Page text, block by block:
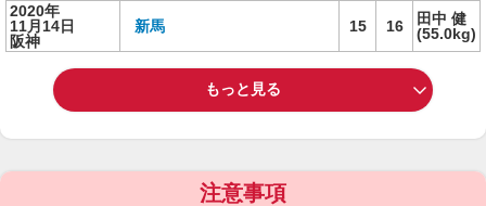
2020年
11月14日
阪神
新馬 15 16
田中 健
(55.0kg)
もっと見る
注意事項